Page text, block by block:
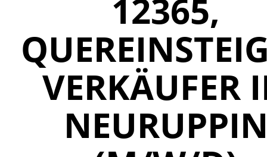
12365,
VERKÄUFER